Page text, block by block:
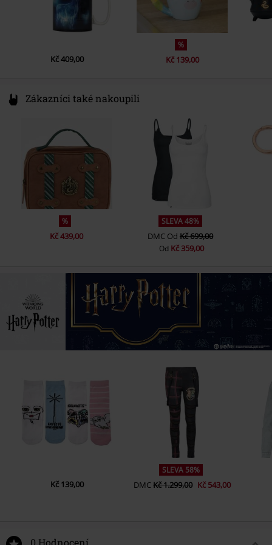
Kč 409,00
%
Kč 139,00
Zákazníci také nakoupili
%
Kč 439,00
SLEVA 48%
DMC Od Kč 699,00
Od Kč 359,00
Kč 139,00
SLEVA 58%
DMCKč 1.299,00 Kč 543,00
0 Hodnocení